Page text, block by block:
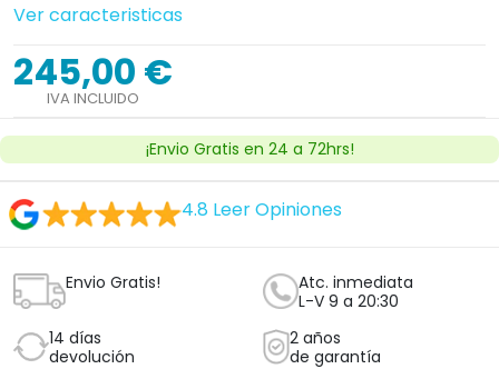
Ver caracteristicas
245,00 €
IVA INCLUIDO
¡Envio Gratis en 24 a 72hrs!
4.8 Leer Opiniones
Envio Gratis!
Atc. inmediata
L-V 9 a 20:30
14 días
devolución
2 años
de garantía